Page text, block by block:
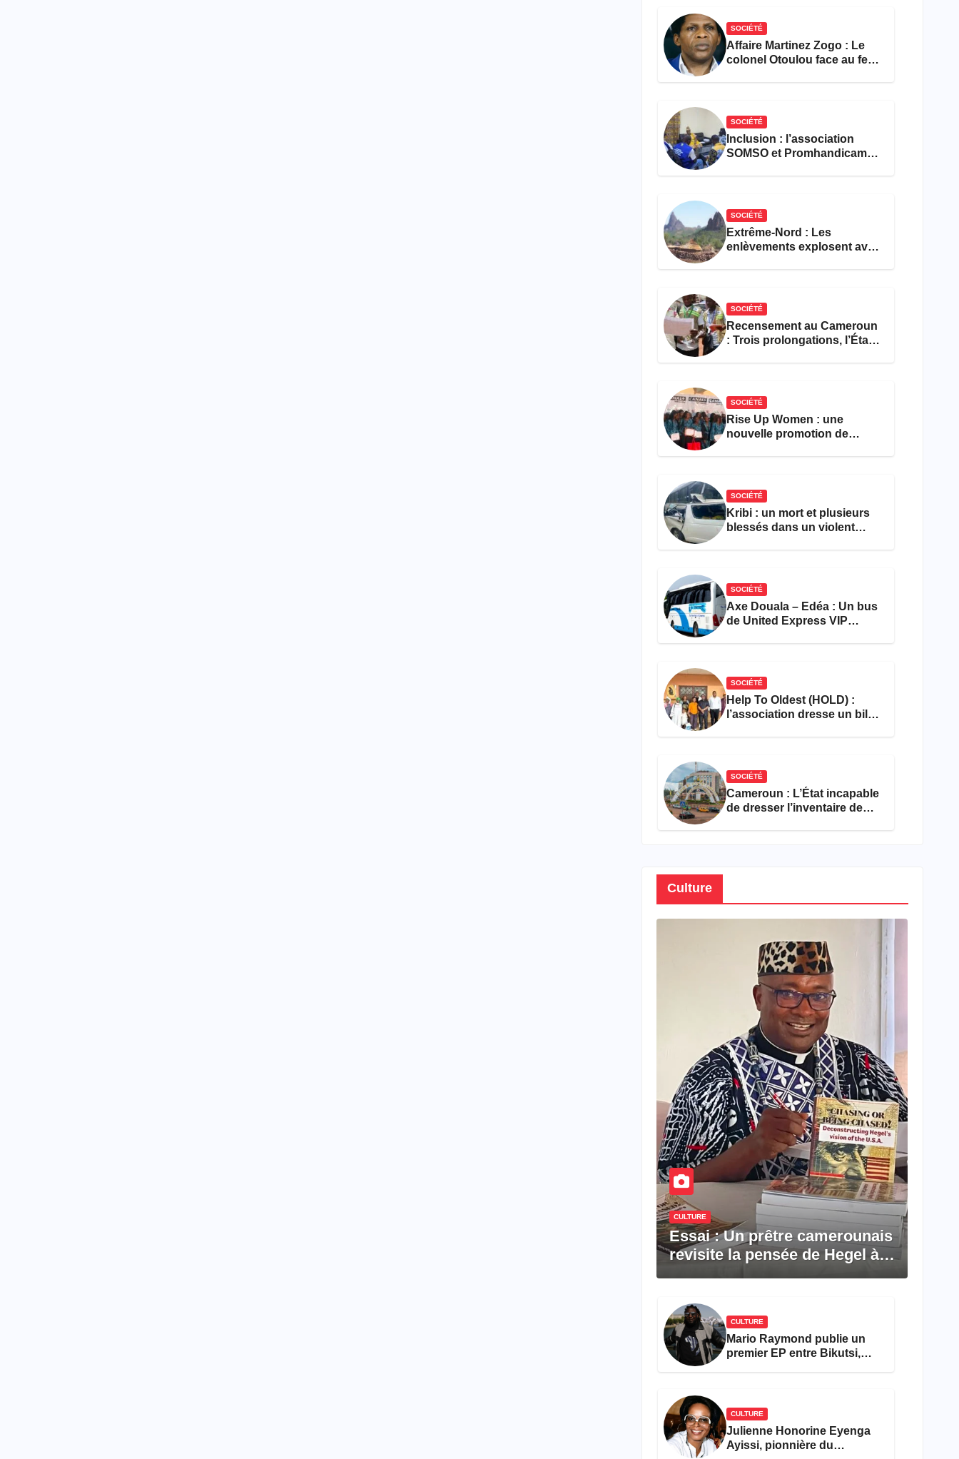
SOCIÉTÉ
Affaire Martinez Zogo : Le
colonel Otoulou face au feu
SOCIÉTÉ
Inclusion : l’association
SOMSO et Promhandicam
SOCIÉTÉ
Extrême-Nord : Les
enlèvements explosent avec
SOCIÉTÉ
Recensement au Cameroun
: Trois prolongations, l’État
SOCIÉTÉ
Rise Up Women : une
nouvelle promotion de
SOCIÉTÉ
Kribi : un mort et plusieurs
blessés dans un violent
SOCIÉTÉ
Axe Douala – Edéa : Un bus
de United Express VIP
SOCIÉTÉ
Help To Oldest (HOLD) :
l’association dresse un bilan
SOCIÉTÉ
Cameroun : L’État incapable
de dresser l’inventaire de
Culture
CULTURE
Essai : Un prêtre camerounais
revisite la pensée de Hegel à
CULTURE
Mario Raymond publie un
premier EP entre Bikutsi,
CULTURE
Julienne Honorine Eyenga
Ayissi, pionnière du